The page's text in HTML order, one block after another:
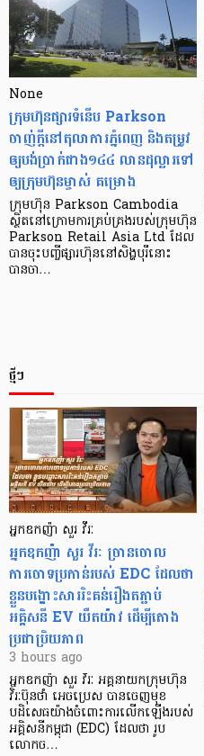
None
ក្រុមហ៊ុនផ្សារទំនើប Parkson
ចាញ់ក្ដីនៅតុលាការភ្នំពេញ និងតម្រូវ
ឲ្យបង់ប្រាក់ជាង១៤៤ លានដុល្លារទៅ
ឲ្យក្រុមហ៊ុនម្ចាស់ គម្រោង
ក្រុមហ៊ុន Parkson Cambodia
ស្ថិតនៅក្រោមការគ្រប់គ្រងរបស់ក្រុមហ៊ុន
Parkson Retail Asia Ltd ដែល
បានចុះបញ្ចីផ្សារហ៊ុននៅសិង្ហបុរីនោះ
បានចា…
ថ្មីៗ
អ្នកឧកញ៉ា សួរ វីរៈ
អ្នកឧកញ៉ា សួរ វីរៈ​ ច្រានចោល
ការចោទប្រកាន់របស់ EDC ដែលថា
ខ្លួនបង្ហោះសាររិះគន់រឿងតភ្ជាប់
អគ្គិសនី EV យឺតយ៉ាវ ដើម្បីតោង
ប្រជាប្រិយភាព
3 hours ago
អ្នកឧកញ៉ា សួរ វីរៈ អគ្គនាយកក្រុមហ៊ុន
វិរៈប៊ុនថាំ អេចប្រេស បានចេញមុខ
បដិសេធយ៉ាងចំពោះការលើកឡើងរបស់
អគ្គិសនីកម្ពុជា (EDC) ដែលថា រូប
លោកច…